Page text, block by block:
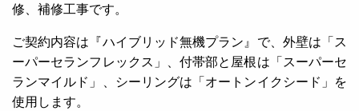
修、補修工事です。
ご契約内容は『ハイブリッド無機プラン』で、外壁は「ス
ーパーセランフレックス」、付帯部と屋根は「スーパーセ
ランマイルド」、シーリングは「オートンイクシード」を
使用します。